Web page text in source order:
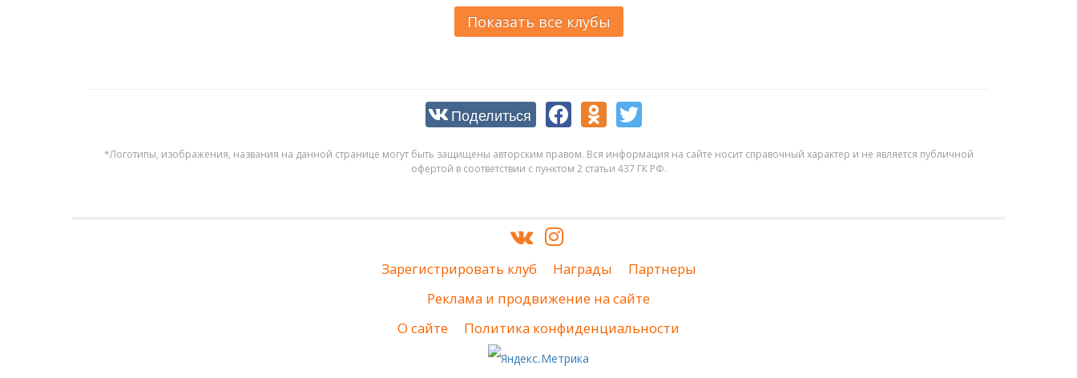
Показать все клубы
Поделиться
*Логотипы, изображения, названия на данной странице могут быть защищены авторским правом. Вся информация на сайте носит справочный характер и не является публичной
офертой в соответствии с пунктом 2 статьи 437 ГК РФ.
Зарегистрировать клуб Награды
Партнеры
Реклама и продвижение на сайте
О сайте
Политика конфиденциальности